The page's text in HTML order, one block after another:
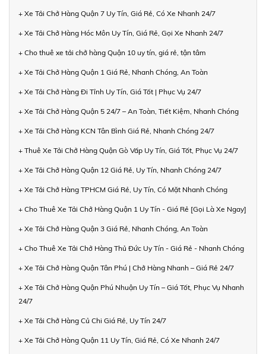
+ Xe Tải Chở Hàng Quận 7 Uy Tín, Giá Rẻ, Có Xe Nhanh 24/7
+ Xe Tải Chở Hàng Hóc Môn Uy Tín, Giá Rẻ, Gọi Xe Nhanh 24/7
+ Cho thuê xe tải chở hàng Quận 10 uy tín, giá rẻ, tận tâm
+ Xe Tải Chở Hàng Quận 1 Giá Rẻ, Nhanh Chóng, An Toàn
+ Xe Tải Chở Hàng Đi Tỉnh Uy Tín, Giá Tốt | Phục Vụ 24/7
+ Xe Tải Chở Hàng Quận 5 24/7 – An Toàn, Tiết Kiệm, Nhanh Chóng
+ Xe Tải Chở Hàng KCN Tân Bình Giá Rẻ, Nhanh Chóng 24/7
+ Thuê Xe Tải Chở Hàng Quận Gò Vấp Uy Tín, Giá Tốt, Phục Vụ 24/7
+ Xe Tải Chở Hàng Quận 12 Giá Rẻ, Uy Tín, Nhanh Chóng 24/7
+ Xe Tải Chở Hàng TPHCM Giá Rẻ, Uy Tín, Có Mặt Nhanh Chóng
+ Cho Thuê Xe Tải Chở Hàng Quận 1 Uy Tín - Giá Rẻ [Gọi Là Xe Ngay]
+ Xe Tải Chở Hàng Quận 3 Giá Rẻ, Nhanh Chóng, An Toàn
+ Cho Thuê Xe Tải Chở Hàng Thủ Đức Uy Tín - Giá Rẻ - Nhanh Chóng
+ Xe Tải Chở Hàng Quận Tân Phú | Chở Hàng Nhanh – Giá Rẻ 24/7
+ Xe Tải Chở Hàng Quận Phú Nhuận Uy Tín – Giá Tốt, Phục Vụ Nhanh
24/7
+ Xe Tải Chở Hàng Củ Chi Giá Rẻ, Uy Tín 24/7
+ Xe Tải Chở Hàng Quận 11 Uy Tín, Giá Rẻ, Có Xe Nhanh 24/7